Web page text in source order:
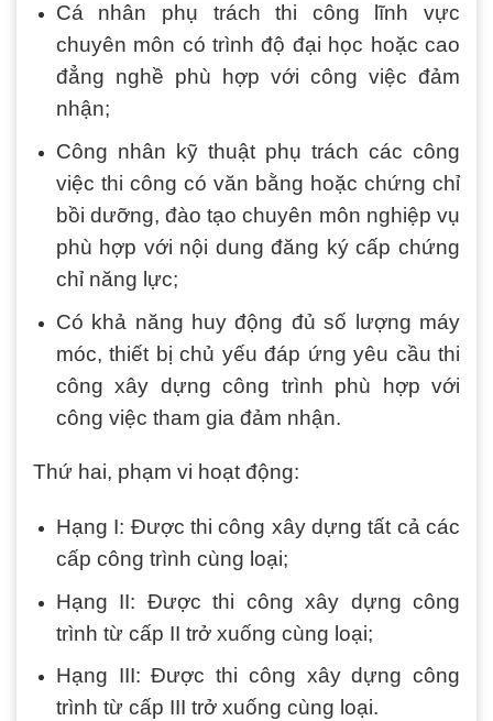
Cá nhân phụ trách thi công lĩnh vực
chuyên môn có trình độ đại học hoặc cao
đẳng nghề phù hợp với công việc đảm
nhận;
Công nhân kỹ thuật phụ trách các công
việc thi công có văn bằng hoặc chứng chỉ
bồi dưỡng, đào tạo chuyên môn nghiệp vụ
phù hợp với nội dung đăng ký cấp chứng
chỉ năng lực;
Có khả năng huy động đủ số lượng máy
móc, thiết bị chủ yếu đáp ứng yêu cầu thi
công xây dựng công trình phù hợp với
công việc tham gia đảm nhận.
Thứ hai, phạm vi hoạt động:
Hạng I: Được thi công xây dựng tất cả các
cấp công trình cùng loại;
Hạng II: Được thi công xây dựng công
trình từ cấp II trở xuống cùng loại;
Hạng III: Được thi công xây dựng công
trình từ cấp III trở xuống cùng loại.